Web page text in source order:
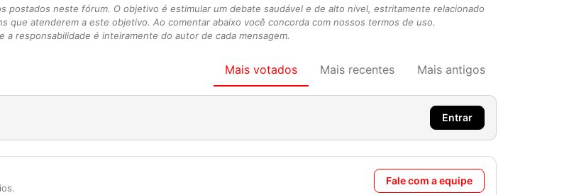
postados neste fórum. O objetivo é estimular um debate saudável e de alto nível, estritamente relacionado
que atenderem a este objetivo. Ao comentar abaixo você concorda com nossos termos de uso.
responsabilidade é inteiramente do autor de cada mensagem.
Mais votados Mais recentes Mais antigos
Entrar
Fale com a equipe